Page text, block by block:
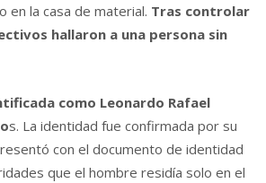
en la casa de material. Tras controlar
hallaron a una persona sin
como Leonardo Rafael
s. La identidad fue confirmada por su
con el documento de identidad
que el hombre residía solo en el